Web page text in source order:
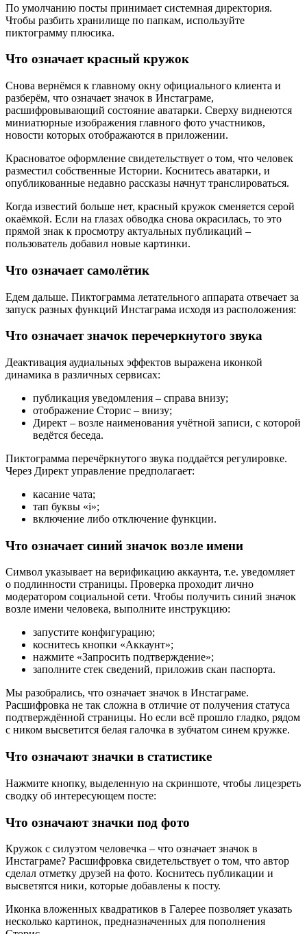
По умолчанию посты принимает системная директория.
Чтобы разбить хранилище по папкам, используйте
пиктограмму плюсика.
Что означает красный кружок
Снова вернёмся к главному окну официального клиента и
разберём, что означает значок в Инстаграме,
расшифровывающий состояние аватарки. Сверху виднеются
миниатюрные изображения главного фото участников,
новости которых отображаются в приложении.
Красноватое оформление свидетельствует о том, что человек
разместил собственные Истории. Коснитесь аватарки, и
опубликованные недавно рассказы начнут транслироваться.
Когда известий больше нет, красный кружок сменяется серой
окаёмкой. Если на глазах обводка снова окрасилась, то это
прямой знак к просмотру актуальных публикаций –
пользователь добавил новые картинки.
Что означает самолётик
Едем дальше. Пиктограмма летательного аппарата отвечает за
запуск разных функций Инстаграма исходя из расположения:
Что означает значок перечеркнутого звука
Деактивация аудиальных эффектов выражена иконкой
динамика в различных сервисах:
публикация уведомления – справа внизу;
отображение Сторис – внизу;
Директ – возле наименования учётной записи, с которой
ведётся беседа.
Пиктограмма перечёркнутого звука поддаётся регулировке.
Через Директ управление предполагает:
касание чата;
тап буквы «i»;
включение либо отключение функции.
Что означает синий значок возле имени
Символ указывает на верификацию аккаунта, т.е. уведомляет
о подлинности страницы. Проверка проходит лично
модератором социальной сети. Чтобы получить синий значок
возле имени человека, выполните инструкцию:
запустите конфигурацию;
коснитесь кнопки «Аккаунт»;
нажмите «Запросить подтверждение»;
заполните стек сведений, приложив скан паспорта.
Мы разобрались, что означает значок в Инстаграме.
Расшифровка не так сложна в отличие от получения статуса
подтверждённой страницы. Но если всё прошло гладко, рядом
с ником высветится белая галочка в зубчатом синем кружке.
Что означают значки в статистике
Нажмите кнопку, выделенную на скриншоте, чтобы лицезреть
сводку об интересующем посте:
Что означают значки под фото
Кружок с силуэтом человечка – что означает значок в
Инстаграме? Расшифровка свидетельствует о том, что автор
сделал отметку друзей на фото. Коснитесь публикации и
высветятся ники, которые добавлены к посту.
Иконка вложенных квадратиков в Галерее позволяет указать
несколько картинок, предназначенных для пополнения